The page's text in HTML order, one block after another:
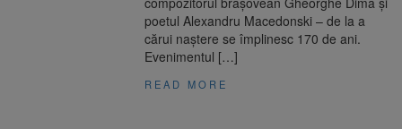
– Poiana Brașov după un accident. Două
persoane primesc îngrijiri medicalepoetul Alexandru Macedonski – de la a
cărui naștere se împlinesc 170 de ani.
Evenimentul […]
READ MORE